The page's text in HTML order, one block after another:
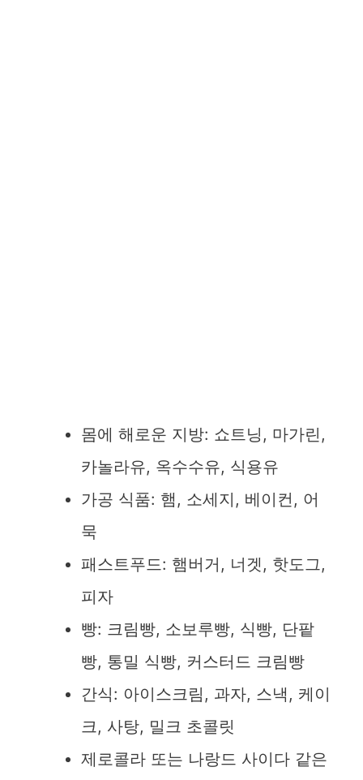
몸에 해로운 지방: 쇼트닝, 마가린,
카놀라유, 옥수수유, 식용유
가공 식품: 햄, 소세지, 베이컨, 어
묵
패스트푸드: 햄버거, 너겟, 핫도그,
피자
빵: 크림빵, 소보루빵, 식빵, 단팥
빵, 통밀 식빵, 커스터드 크림빵
간식: 아이스크림, 과자, 스낵, 케이
크, 사탕, 밀크 초콜릿
제로콜라 또는 나랑드 사이다 같은